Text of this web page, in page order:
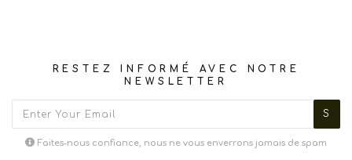
RESTEZ INFORMÉ AVEC NOTRE
NEWSLETTER
Faites-nous confiance, nous ne vous enverrons jamais de spam